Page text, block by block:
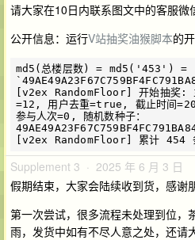
请大家在10日内联系图文中的客服微
公开信息：运行V站抽奖油猴脚本的
md5(总楼层数) = md5('453') =
[v2ex RandomFloor] 开始抽奖:
=12, 用户去重=true, 截止时间
参与人次=0, 随机数种子：
Supplement 3 · 2025 年 6 月 3 日
假期结束，大家会陆续收到货，感谢
第一次尝试，很多流程未处理到位，
雨，发货中如有不尽人意之处，还请